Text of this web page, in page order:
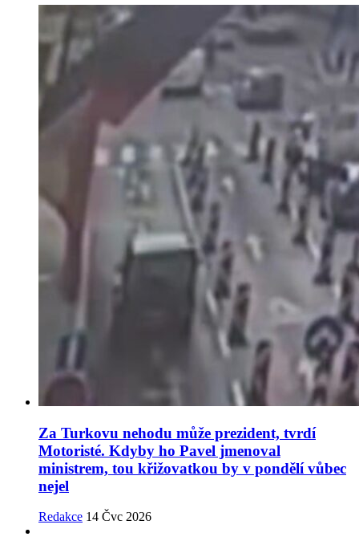
Za Turkovu nehodu může prezident, tvrdí
Motoristé. Kdyby ho Pavel jmenoval
ministrem, tou křižovatkou by v pondělí vůbec
nejel
Redakce 14 Čvc 2026